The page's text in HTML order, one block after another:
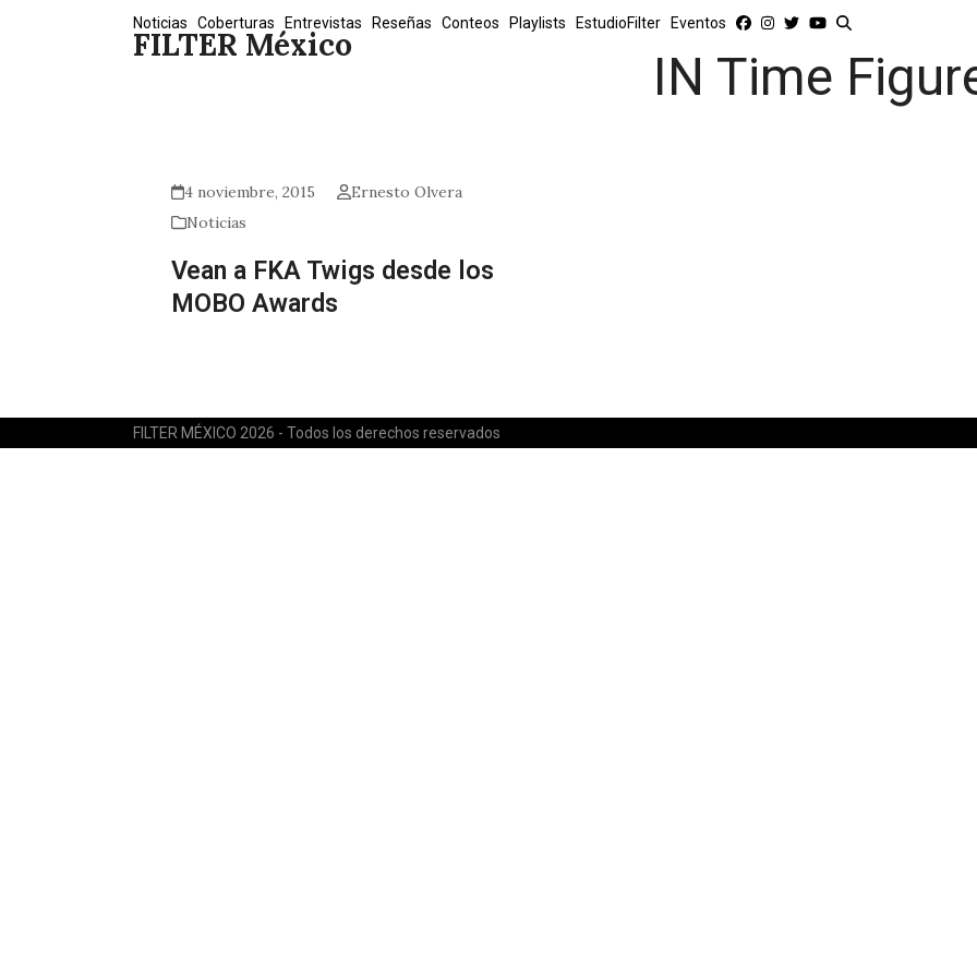
FILTER México
Noticias Coberturas Entrevistas Reseñas Conteos Playlists EstudioFilter Eventos
IN Time
4 noviembre, 2015
Ernesto Olvera
Noticias
Vean a FKA Twigs desde los
MOBO Awards
FILTER MÉXICO 2026 - Todos los derechos reservados